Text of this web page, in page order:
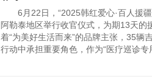
6月22日，“2025韩红爱心·百人援疆
阿勒泰地区举行收官仪式，为期13天的
着“为美好生活而来”的品牌主张，35辆
行动中承担重要角色，作为“医疗巡诊